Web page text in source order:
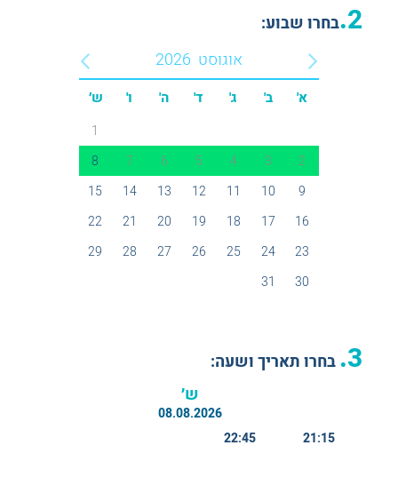
2. בחרו שבוע:
אוגוסט 2026
א' ב' ג' ד' ה' ו' ש׳
1
2
3
4
5
6
7
8
9
10
11
12
13
14
15
16
17
18
19
20
21
22
23
24
25
26
27
28
29
30
31
3. בחרו תאריך ושעה:
ש׳
08.08.2026
21:15
22:45